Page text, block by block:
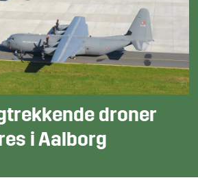
droner
i Aalborg